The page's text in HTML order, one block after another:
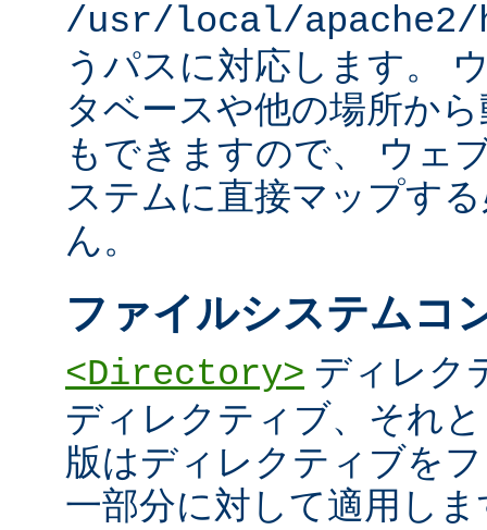
/usr/local/
うパスに対応します。
タベースや他の場所か
もできますので、 ウェ
ステムに直接マップす
ん。
ファイルシステムコ
<Directory> ディレク
ディレクティブ、それ
版はディレクティブを
一部分に対して適用し